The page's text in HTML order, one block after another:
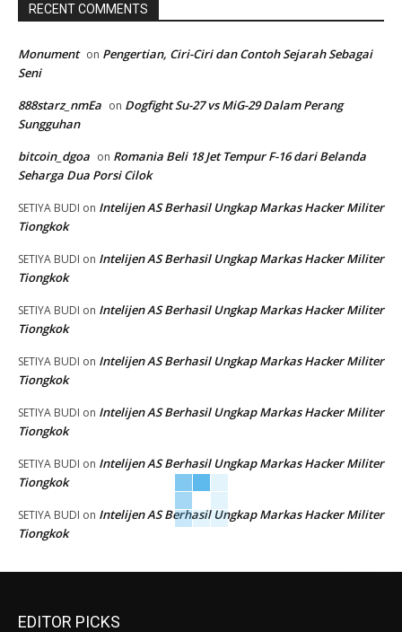
RECENT COMMENTS
Monument on Pengertian, Ciri-Ciri dan Contoh Sejarah Sebagai
Seni
888starz_nmEa on Dogfight Su-27 vs MiG-29 Dalam Perang
Sungguhan
bitcoin_dgoa on Romania Beli 18 Jet Tempur F-16 dari Belanda
Seharga Dua Porsi Cilok
SETIYA BUDI on Intelijen AS Berhasil Ungkap Markas Hacker Militer
Tiongkok
SETIYA BUDI on Intelijen AS Berhasil Ungkap Markas Hacker Militer
Tiongkok
SETIYA BUDI on Intelijen AS Berhasil Ungkap Markas Hacker Militer
Tiongkok
SETIYA BUDI on Intelijen AS Berhasil Ungkap Markas Hacker Militer
Tiongkok
SETIYA BUDI on Intelijen AS Berhasil Ungkap Markas Hacker Militer
Tiongkok
SETIYA BUDI on Intelijen AS Berhasil Ungkap Markas Hacker Militer
Tiongkok
SETIYA BUDI on Intelijen AS Berhasil Ungkap Markas Hacker Militer
Tiongkok
EDITOR PICKS